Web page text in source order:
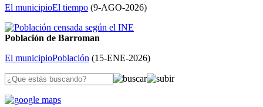
El municipioEl tiempo (9-AGO-2026)
Población de Barroman
El municipioPoblación (15-ENE-2026)